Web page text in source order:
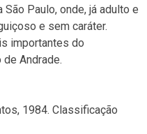
Paulo, onde, já adulto e
e sem caráter.
importantes do
Andrade.
1984. Classificação